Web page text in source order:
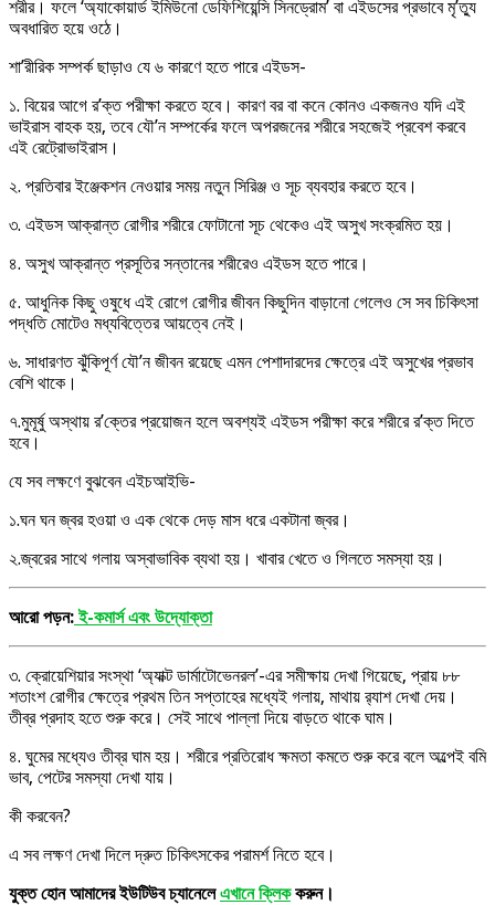
শরীর। ফলে ‘অ্যাকোয়ার্ড ইমিউনো ডেফিশিয়েন্সি সিনড্রোম’ বা এইডসের প্রভাবে মৃ’ত্যু
অবধারিত হয়ে ওঠে।
শা’রীরিক সম্পর্ক ছাড়াও যে ৬ কারণে হতে পারে এইডস-
১. বিয়ের আগে র’ক্ত পরীক্ষা করতে হবে। কারণ বর বা কনে কোনও একজনও যদি এই
ভাইরাস বাহক হয়, তবে যৌ’ন সম্পর্কের ফলে অপরজনের শরীরে সহজেই প্রবেশ করবে
এই রেট্রোভাইরাস।
২. প্রতিবার ইঞ্জেকশন নেওয়ার সময় নতুন সিরিঞ্জ ও সূচ ব্যবহার করতে হবে।
৩. এইডস আক্রান্ত রোগীর শরীরে ফোটানো সূচ থেকেও এই অসুখ সংক্রমিত হয়।
৪. অসুখ আক্রান্ত প্রসূতির সন্তানের শরীরেও এইডস হতে পারে।
৫. আধুনিক কিছু ওষুধে এই রোগে রোগীর জীবন কিছুদিন বাড়ানো গেলেও সে সব চিকিৎসা
পদ্ধতি মোটেও মধ্যবিত্তের আয়ত্বে নেই।
৬. সাধারণত ঝুঁকিপূর্ণ যৌ’ন জীবন রয়েছে এমন পেশাদারদের ক্ষেত্রে এই অসুখের প্রভাব
বেশি থাকে।
৭.মুমূর্ষু অস্থায় র’ক্তের প্রয়োজন হলে অবশ্যই এইডস পরীক্ষা করে শরীরে র’ক্ত দিতে
হবে।
যে সব লক্ষণে বুঝবেন এইচআইভি-
১.ঘন ঘন জ্বর হওয়া ও এক থেকে দেড় মাস ধরে একটানা জ্বর।
২.জ্বরের সাথে গলায় অস্বাভাবিক ব্যথা হয়। খাবার খেতে ও গিলতে সমস্যা হয়।
আরো পড়ন:ই-কমার্স এবং উদ্যোক্তা
৩. ক্রোয়েশিয়ার সংস্থা ‘অ্যাক্ট ডার্মাটোভেনরল’-এর সমীক্ষায় দেখা গিয়েছে, প্রায় ৮৮
শতাংশ রোগীর ক্ষেত্রে প্রথম তিন সপ্তাহের মধ্যেই গলায়, মাথায় র‌্যাশ দেখা দেয়।
তীব্র প্রদাহ হতে শুরু করে। সেই সাথে পাল্লা দিয়ে বাড়তে থাকে ঘাম।
৪. ঘুমের মধ্যেও তীব্র ঘাম হয়। শরীরে প্রতিরোধ ক্ষমতা কমতে শুরু করে বলে অল্পেই বমি
ভাব, পেটের সমস্যা দেখা যায়।
কী করবেন?
এ সব লক্ষণ দেখা দিলে দ্রুত চিকিৎসকের পরামর্শ নিতে হবে।
যুক্ত হোন আমাদের ইউটিউব চ্যানেলেএখানে ক্লিককরুন।